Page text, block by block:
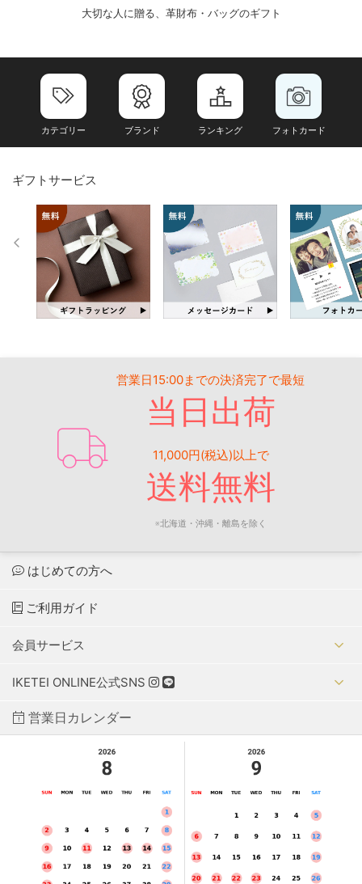
大切な人に贈る、革財布・バッグのギフト
カテゴリー ブランド ランキング フォトカード
ギフトサービス
営業日15:00までの決済完了で最短
当日出荷
11,000円(税込)以上で
送料無料
※北海道・沖縄・離島を除く
はじめての方へ
ご利用ガイド
会員サービス
IKETEI ONLINE公式SNS
営業日カレンダー